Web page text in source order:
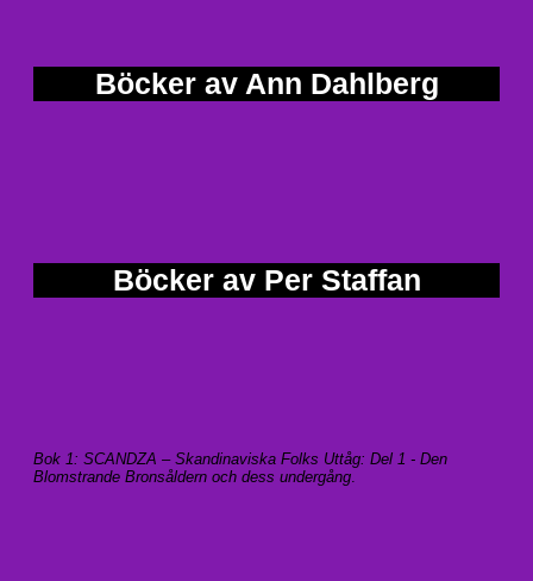
Böcker av Ann Dahlberg
Böcker av Per Staffan
Bok 1: SCANDZA – Skandinaviska Folks Uttåg: Del 1 - Den
Blomstrande Bronsåldern och dess undergång.